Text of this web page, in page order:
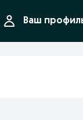
Ваш